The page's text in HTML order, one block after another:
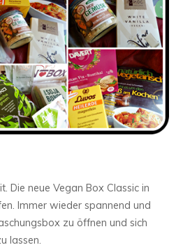
Die neue Vegan Box Classic in
Immer wieder spannend und
zu öffnen und sich
lassen.